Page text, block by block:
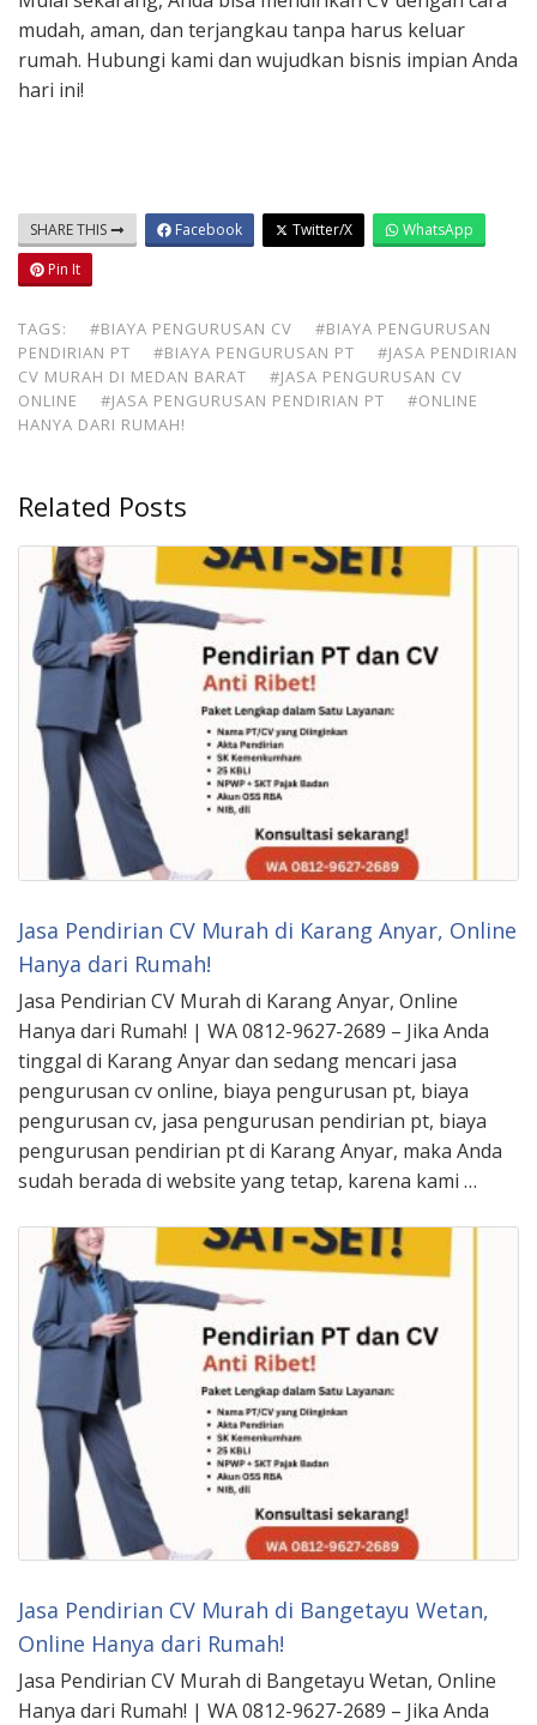
mudah, aman, dan terjangkau tanpa harus keluar
rumah. Hubungi kami dan wujudkan bisnis impian Anda
hari ini!
SHARE THIS Facebook Twitter/X
WhatsApp
Pin It
TAGS: #BIAYA PENGURUSAN CV
#BIAYA PENGURUSAN
PENDIRIAN PT
#BIAYA PENGURUSAN PT
#JASA PENDIRIAN
CV MURAH DI MEDAN BARAT
#JASA PENGURUSAN CV
ONLINE
#JASA PENGURUSAN PENDIRIAN PT
#ONLINE
HANYA DARI RUMAH!
Related Posts
Jasa Pendirian CV Murah di Karang Anyar, Online
Hanya dari Rumah!
Jasa Pendirian CV Murah di Karang Anyar, Online
Hanya dari Rumah! | WA 0812-9627-2689 – Jika Anda
tinggal di Karang Anyar dan sedang mencari jasa
pengurusan cv online, biaya pengurusan pt, biaya
pengurusan cv, jasa pengurusan pendirian pt, biaya
pengurusan pendirian pt di Karang Anyar, maka Anda
sudah berada di website yang tetap, karena kami …
Jasa Pendirian CV Murah di Bangetayu Wetan,
Online Hanya dari Rumah!
Jasa Pendirian CV Murah di Bangetayu Wetan, Online
Hanya dari Rumah! | WA 0812-9627-2689 – Jika Anda